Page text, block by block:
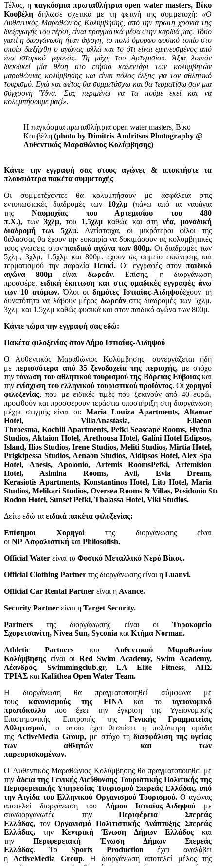
Τέλος, η παγκόσμια πρωταθλήτρια open water masters, Βίκυ
Κουβέλη δήλωσε σχετικά με τη φετινή της συμμετοχή: «Ο
Αυθεντικός Μαραθώνιος Κολύμβησης, από την πρώτη χρονιά της
διεξαγωγής του πέρσι, είναι πραγματικά μέσα στην καρδιά μας. Τόσο
γιατί η διοργάνωση ήταν άψογη, το πολύ όμορφο φυσικό τοπίο στο
οποίο διεξήχθη ο αγώνας αλλά και το ότι είναι εμπνευσμένος από
ένα ιστορικό γεγονός. Τη μάχη του Αρτεμισίου. Άξια λοιπόν
διεκδικεί μία θέση στο ετήσιο καλεντάρι των κολυμβητών
μαραθώνιας κολύμβησης και είναι πόλος έλξης για τον αθλητικό
τουρισμό. Εγώ και φέτος θα συμμετάσχω και θα τερματίσω σαν μια
σύγχρονη Ύδνα. Σας περιμένω να τα πούμε εκεί και να
κολυμπήσουμε μαζί».
H παγκόσμια πρωταθλήτρια open water masters, Βίκυ
Κουβέλη (photo by Dimitris Andritsos Photography @
Αυθεντικός Μαραθώνιος Κολύμβησης)
Κάντε την εγγραφή σας στους αγώνες & αποκτήστε τα
πλουσιότερα πακέτα συμμετοχής
Οι συμμετέχοντες θα κολυμπήσουν με ασφάλεια στις
εντυπωσιακές διαδρομές των 10χλμ(πάνω από τα ναυάγια
της Ναυμαχίας του Αρτεμισίου του 480
π.Χ.), των3χλμ,του 1.5χλμ καθώς και στηνέα, μοναδική
διαδρομή των 5χλμ. Αντίστοιχα, οι μικρότεροι φίλοι της
θάλασσας θα έχουν την ευκαιρία να δοκιμάσουν τις κολυμβητικές
τους γνώσεις στονπαιδικό αγώνα των 800μ. Οι διαδρομές των
5χλμ, 3χλμ, 1.5χλμ και 800μ. έχουν ως σημείο εκκίνησης και
τερματισμού την παραλία Πευκί.Οι εγγραφές στονπαιδικό
αγώνα 800μείναι δωρεάν. Επίσης, η διοργάνωση
προσφέρει ειδική έκπτωση και στις ομαδικές εγγραφές άνω
των 10 ατόμων. Όλοι οι δημότες Ιστιαίας-Αιδηψούέχουν τη
δυνατότητα να λάβουν μέρος δωρεάνστις διαδρομές των 5χλμ,
3χλμ και 1.5χλμ καθώς φυσικά και στον παιδικό αγώνα των 800μ.
Κάντε τώρα την εγγραφή σας εδώ:
Πακέτα φιλοξενίας στον Δήμο Ιστιαίας-Αιδηψού
Ο Αυθεντικός Μαραθώνιος Κολύμβησης, συνεργάζεται ήδη
μεπερισσότερα από 35 ξενοδοχεία της περιοχής, με στόχο
τηντόνωση του αθλητικού τουρισμού της Βόρειας Εύβοιαςκαι
τηνενίσχυση του ελληνικού τουριστικού προϊόντος. Οιχορηγοί
φιλοξενίας, που με ειδικές τιμές που ξεκινούν από 40 ευρώ,
προωθούν και προσφέρουν τεράστια υποστήριξη στη διοργάνωση
μέχρι στιγμής είναι οι: Maria Louiza Apartments, Altamar
Hotel, VillaAnastasia, Ellaeon
Throesma, Kochili Apartments,Pefki Seascape Rooms, Hydna
Studios, Aktaion Hotel, Arethousa Hotel, Galini Hotel Edipsos,
Island, Ilios Studios, Irene Studios, Meliti Studios, Mirtia Hotel,
Prigkipessa Studios, Aenaon Studios, Aidipsos Hotel, Alex Spa
Hotel, Anesis, Apolonio, Artemis RoomsPefki, Artemision
Hotel, Asimina Rooms, Avli, Evia Dream,
Kerasiotis Apartments, Konstantinos Hotel, Lito Hotel, Maria
Studios, Melikari Studios, Oversea Rooms & Villas, Posidonio
Rodon Hotel, Sunset Pefki, Thalassa Hotel, Viki Studios.
Δείτε εδώ τα ειδικά πακέτα φιλοξενίας:
Επίσημοι Χορηγοί της διοργάνωσης είναι
οι NP Ασφαλιστική και Philosofish.
Official Water είναι το Φυσικό Μεταλλικό Νερό Βίκος.
Official Clothing Partner της διοργάνωσης είναι η Luanvi.
Official Car Rental Partner είναι η Avance.
Security Partner είναι η Target Security.
Partners
της διοργάνωσης είναι οιΤυροκομείο
Σχορετσανίτη, Nivea Sun, Syconia και Κτήμα Norman.
Athletic
Partners του Αυθεντικού Μαραθωνίου
Κολύμβησης είναι οι Red Swim Academy,Swim Academy,
Λέανδρος, Swimmingclub.gr, LA Elite Fitness, ΑΠΣ
ΤΡΙΑΣ και Kallithea Open Water Team.
Η διοργάνωση θα πραγματοποιηθεί σύμφωνα με
τους κανονισμούς της FINA και το υγειονομικό
πρωτόκολλο που έχει την έγκριση της Υγειονομικής
Επιστημονικής Επιτροπής της Γενικής Γραμματείας
Αθλητισμού, το οποίο έχει θεσπίσει η πολύπειρη ομάδα
της ActiveMedia Group, με στόχο τη διασφάλιση της υγείας
των αθλητών και των
παρευρισκομένων.
Ο Αυθεντικός Μαραθώνιος Κολύμβησης θα πραγματοποιηθεί με
την άδεια της Γενικής Διεύθυνσης Τουριστικής Πολιτικής της
Περιφερειακής Υπηρεσίας Τουρισμού Στερεάς Ελλάδας, υπό
την Αιγίδα του Ελληνικού Οργανισμού Τουρισμού. Ο αγώνας
αποτελεί διοργάνωσητου Δήμου Ιστιαίας-Αιδηψού με
συνδιοργανωτές τηνΠεριφέρεια Στερεάς
Ελλάδας, τονΟργανισμό Πολιτιστικής Ανάπτυξης Στερεάς
Ελλάδας, την Κεντρική Ένωση Δήμων Ελλάδος και
την Περιφερειακή Ένωση Δήμων Στερεάς
Ελλάδας. ΤοSports Production έχει αναλάβει
η ActiveMedia Group.
Η διοργάνωση αποτελεί μέλος της